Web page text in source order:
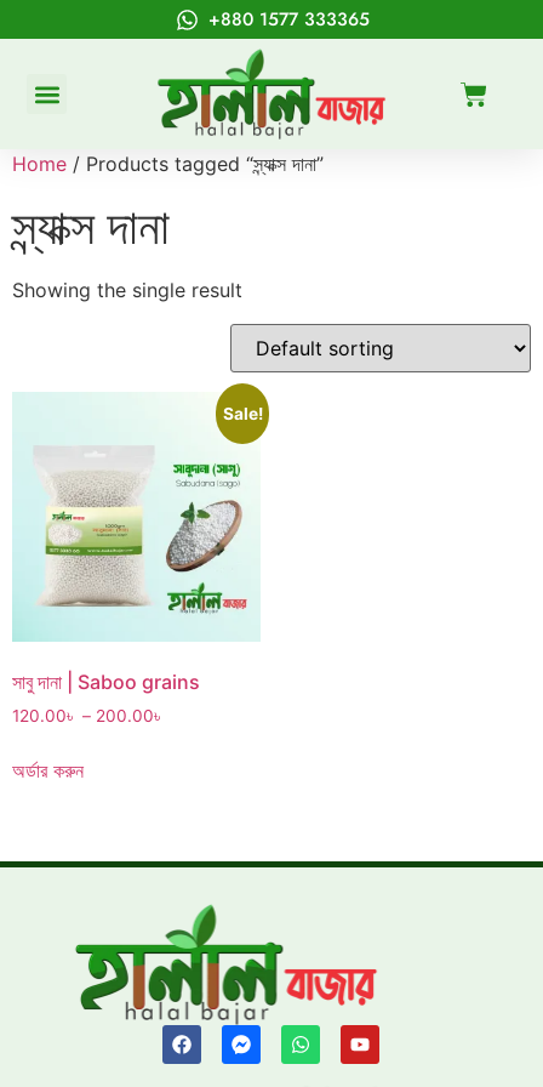
+880 1577 333365
Home / Products tagged “স্ন্যাক্স দানা”
স্ন্যাক্স দানা
Showing the single result
Sale!
সাবু দানা | Saboo grains
120.00৳ – 200.00৳
অর্ডার করুন